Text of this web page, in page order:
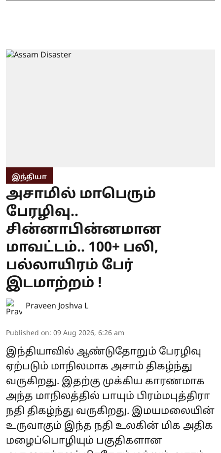
இந்தியா
அசாமில் மாபெரும்
பேரழிவு..
சின்னாபின்னமான
மாவட்டம்.. 100+ பலி,
பல்லாயிரம் பேர்
இடமாற்றம் !
Praveen Joshva L
Published on: 09 Aug 2026, 6:26 am
இந்தியாவில் ஆண்டுதோறும் பேரழிவு
ஏற்படும் மாநிலமாக அசாம் திகழ்ந்து
வருகிறது. இதற்கு முக்கிய காரணமாக
அந்த மாநிலத்தில் பாயும் பிரம்மபுத்திரா
நதி திகழ்ந்து வருகிறது. இமயமலையின்
உருவாகும் இந்த நதி உலகின் மிக அதிக
மழைப்பொழியும் பகுதிகளான